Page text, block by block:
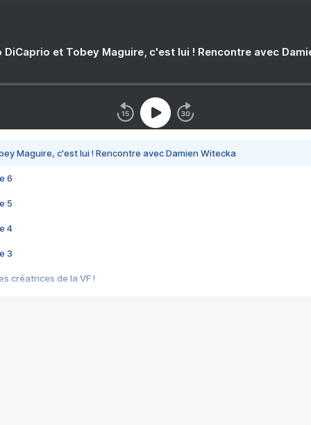
DiCaprio et Tobey Maguire, c'est lui ! Rencontre avec
Maguire, c'est lui ! Rencontre avec Damien Witecka
6
5
4
3
créatrices de la VF !